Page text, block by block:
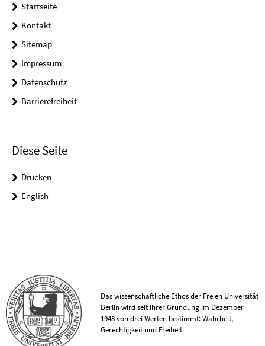
Startseite
Kontakt
Sitemap
Impressum
Datenschutz
Barrierefreiheit
Diese Seite
Drucken
English
Das wissenschaftliche Ethos der Freien Universität
Berlin wird seit ihrer Gründung im Dezember
1948 von drei Werten bestimmt: Wahrheit,
Gerechtigkeit und Freiheit.